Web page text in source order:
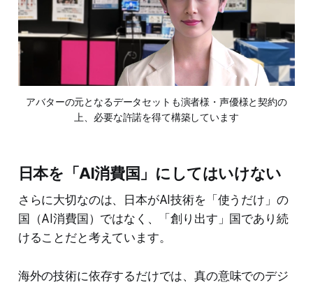
アバターの元となるデータセットも演者様・声優様と契約の
上、必要な許諾を得て構築しています
日本を「AI消費国」にしてはいけない
さらに大切なのは、日本がAI技術を「使うだけ」の
国（AI消費国）ではなく、「創り出す」国であり続
けることだと考えています。
海外の技術に依存するだけでは、真の意味でのデジ